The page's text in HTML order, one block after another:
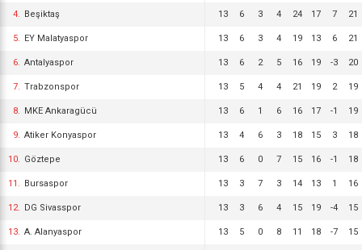
4. Beşiktaş 13 6 3 4 24 17 7 21
5. EY Malatyaspor 13 6 3 4 19 13 6 21
6. Antalyaspor 13 6 2 5 16 19 -3 20
7. Trabzonspor 13 5 4 4 21 19 2 19
8. MKE Ankaragücü 13 6 1 6 16 17 -1 19
9. Atiker Konyaspor 13 4 6 3 18 15 3 18
10. Göztepe 13 6 0 7 15 16 -1 18
11. Bursaspor 13 3 7 3 14 13 1 16
12. DG Sivasspor 13 3 6 4 15 19 -4 15
13. A. Alanyaspor 13 5 0 8 11 18 -7 15